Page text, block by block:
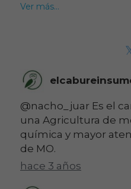
Ver más...
@nacho_juar Es el
una Agricultura de
química y mayor
de MO.
hace 3 años